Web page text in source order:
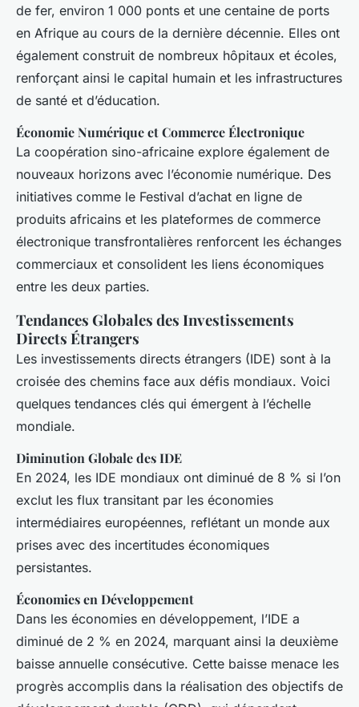
de fer, environ 1 000 ponts et une centaine de ports
en Afrique au cours de la dernière décennie. Elles ont
également construit de nombreux hôpitaux et écoles,
renforçant ainsi le capital humain et les infrastructures
de santé et d’éducation.
Économie Numérique et Commerce Électronique
La coopération sino-africaine explore également de
nouveaux horizons avec l’économie numérique. Des
initiatives comme le Festival d’achat en ligne de
produits africains et les plateformes de commerce
électronique transfrontalières renforcent les échanges
commerciaux et consolident les liens économiques
entre les deux parties.
Tendances Globales des Investissements
Directs Étrangers
Les investissements directs étrangers (IDE) sont à la
croisée des chemins face aux défis mondiaux. Voici
quelques tendances clés qui émergent à l’échelle
mondiale.
Diminution Globale des IDE
En 2024, les IDE mondiaux ont diminué de 8 % si l’on
exclut les flux transitant par les économies
intermédiaires européennes, reflétant un monde aux
prises avec des incertitudes économiques
persistantes.
Économies en Développement
Dans les économies en développement, l’IDE a
diminué de 2 % en 2024, marquant ainsi la deuxième
baisse annuelle consécutive. Cette baisse menace les
progrès accomplis dans la réalisation des objectifs de